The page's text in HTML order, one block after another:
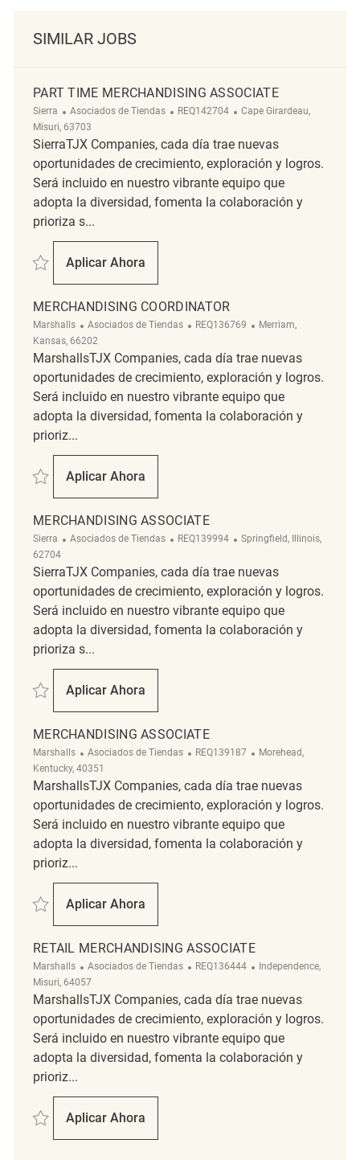
SIMILAR JOBS
PART TIME MERCHANDISING ASSOCIATE
Sierra Categoría
Asociados de Tiendas ReqId
REQ142704 Ubicación
Cape Girardeau,
Misuri, 63703
SierraTJX Companies, cada día trae nuevas
oportunidades de crecimiento, exploración y logros.
Será incluido en nuestro vibrante equipo que
adopta la diversidad, fomenta la colaboración y
prioriza s...
Salvar Part Time Merchandising Associate REQ142704
Aplicar Ahora
Part Time Merchandising Associate
MERCHANDISING COORDINATOR
Marshalls Categoría
Asociados de Tiendas ReqId
REQ136769 Ubicación
Merriam,
Kansas, 66202
MarshallsTJX Companies, cada día trae nuevas
oportunidades de crecimiento, exploración y logros.
Será incluido en nuestro vibrante equipo que
adopta la diversidad, fomenta la colaboración y
prioriz...
Salvar Merchandising Coordinator REQ136769
Aplicar Ahora
Merchandising Coordinator
MERCHANDISING ASSOCIATE
Sierra Categoría
Asociados de Tiendas ReqId
REQ139994 Ubicación
Springfield, Illinois,
62704
SierraTJX Companies, cada día trae nuevas
oportunidades de crecimiento, exploración y logros.
Será incluido en nuestro vibrante equipo que
adopta la diversidad, fomenta la colaboración y
prioriza s...
Salvar Merchandising Associate REQ139994
Aplicar Ahora
Merchandising Associate
MERCHANDISING ASSOCIATE
Marshalls Categoría
Asociados de Tiendas ReqId
REQ139187 Ubicación
Morehead,
Kentucky, 40351
MarshallsTJX Companies, cada día trae nuevas
oportunidades de crecimiento, exploración y logros.
Será incluido en nuestro vibrante equipo que
adopta la diversidad, fomenta la colaboración y
prioriz...
Salvar Merchandising Associate REQ139187
Aplicar Ahora
Merchandising Associate
RETAIL MERCHANDISING ASSOCIATE
Marshalls Categoría
Asociados de Tiendas ReqId
REQ136444 Ubicación
Independence,
Misuri, 64057
MarshallsTJX Companies, cada día trae nuevas
oportunidades de crecimiento, exploración y logros.
Será incluido en nuestro vibrante equipo que
adopta la diversidad, fomenta la colaboración y
prioriz...
Salvar Retail Merchandising Associate REQ136444
Aplicar Ahora
Retail Merchandising Associate